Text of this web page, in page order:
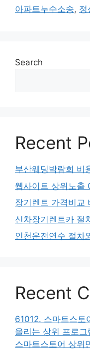
아파트누수소송, 정
Search
Recent
부산웨딩박람회 비
웹사이트 상위노출
장기렌트 가격비교
신차장기렌트카 절
인천운전연수 절차
Recent
61012. 스마트스토
올리는 상위 프로
스마트스토어 상위